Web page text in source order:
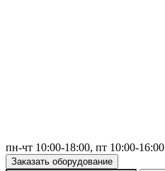
пн-чт 10:00-18:00, пт 10:00-16:00
Заказать оборудование